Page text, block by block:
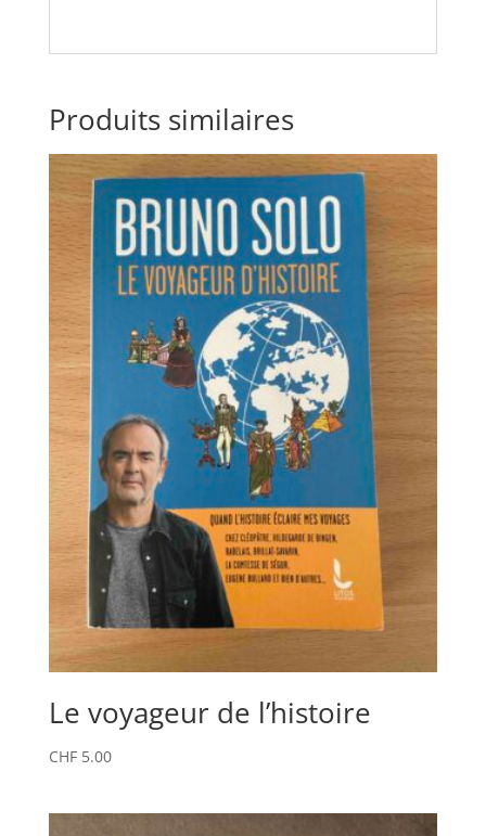
Produits similaires
Le voyageur de l’histoire
CHF5.00